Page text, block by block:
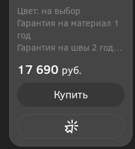
Цвет: на выбор
Гарантия на материал 1
год
Гарантия на швы 2 года
17 690 руб.
Купить